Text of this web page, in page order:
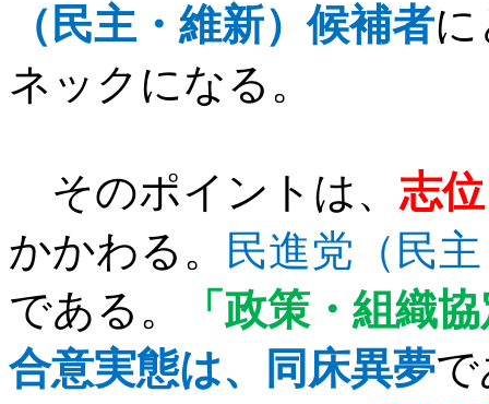
（民主・維新）候補者
ネックになる。
そのポイントは、 志
かかわる。
民進党（民
である。
「政策・組織
合意実態は、同床異夢